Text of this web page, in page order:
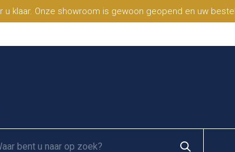
u klaar. Onze showroom is gewoon geopend en uw